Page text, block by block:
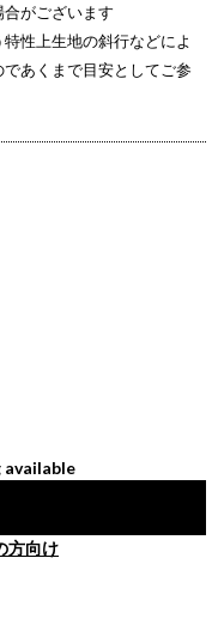
がございます
性上生地の斜行などによ
あくまで目安としてご参
方向け